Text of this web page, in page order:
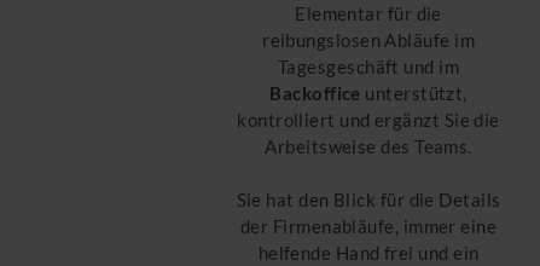
Elementar für die
reibungslosen Abläufe im
Tagesgeschäft und im
Backoffice unterstützt,
kontrolliert und ergänzt Sie die
Arbeitsweise des Teams.
Sie hat den Blick für die Details
der Firmenabläufe, immer eine
helfende Hand frei und ein